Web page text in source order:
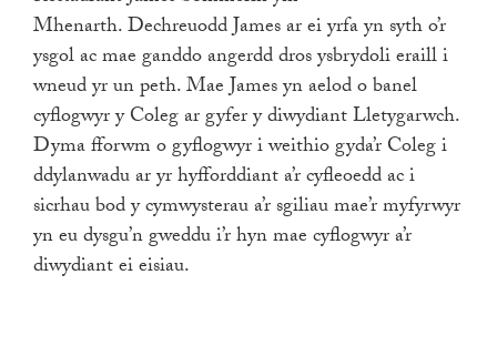
Mhenarth. Dechreuodd James ar ei yrfa yn syth o’r
ysgol ac mae ganddo angerdd dros ysbrydoli eraill i
wneud yr un peth. Mae James yn aelod o banel
cyflogwyr y Coleg ar gyfer y diwydiant Lletygarwch.
Dyma fforwm o gyflogwyr i weithio gyda’r Coleg i
ddylanwadu ar yr hyfforddiant a’r cyfleoedd ac i
sicrhau bod y cymwysterau a’r sgiliau mae’r myfyrwyr
yn eu dysgu’n gweddu i’r hyn mae cyflogwyr a’r
diwydiant ei eisiau.